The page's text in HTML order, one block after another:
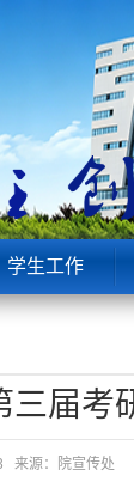
学生工作
三届考
来源：院宣传处